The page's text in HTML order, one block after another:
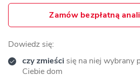
Zamów bezpłatną
Dowiedz się:
czy zmieści się na niej wybrany
Ciebie dom